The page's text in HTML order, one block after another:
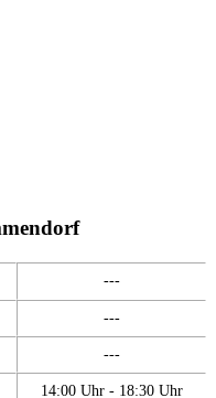
---
---
---
14:00 Uhr - 18:30 Uhr